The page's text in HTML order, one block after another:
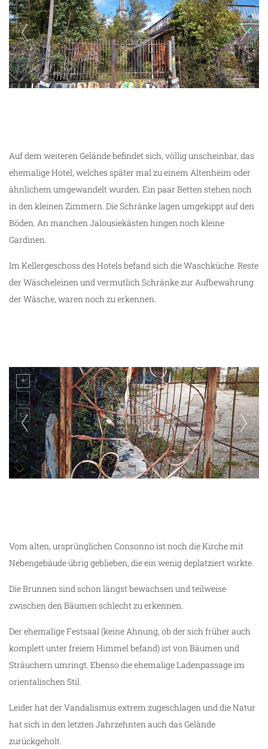
Auf dem weiteren Gelände befindet sich, völlig unscheinbar, das
ehemalige Hotel, welches später mal zu einem Altenheim oder
ähnlichem umgewandelt wurden. Ein paar Betten stehen noch
in den kleinen Zimmern. Die Schränke lagen umgekippt auf den
Böden. An manchen Jalousiekästen hingen noch kleine
Gardinen.
Im Kellergeschoss des Hotels befand sich die Waschküche. Reste
der Wäscheleinen und vermutlich Schränke zur Aufbewahrung
der Wäsche, waren noch zu erkennen.
Vom alten, ursprünglichen Consonno ist noch die Kirche mit
Nebengebäude übrig geblieben, die ein wenig deplatziert wirkte.
Die Brunnen sind schon längst bewachsen und teilweise
zwischen den Bäumen schlecht zu erkennen.
Der ehemalige Festsaal (keine Ahnung, ob der sich früher auch
komplett unter freiem Himmel befand) ist von Bäumen und
Sträuchern umringt. Ebenso die ehemalige Ladenpassage im
orientalischen Stil.
Leider hat der Vandalismus extrem zugeschlagen und die Natur
hat sich in den letzten Jahrzehnten auch das Gelände
zurückgeholt.